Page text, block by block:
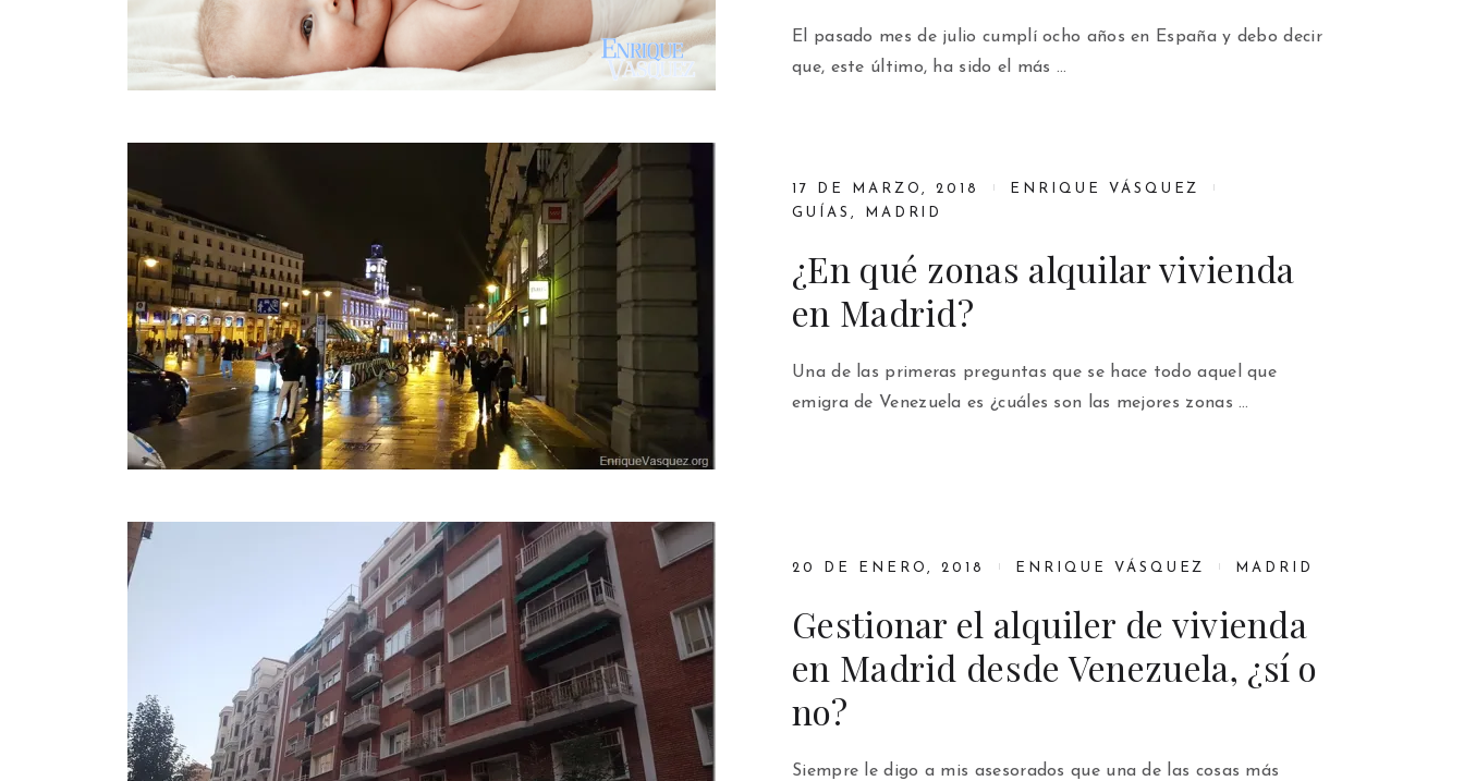
El pasado mes de julio cumplí ocho años en España y debo decir
que, este último, ha sido el más …
17 DE MARZO, 2018
ENRIQUE VÁSQUEZ
GUÍAS , MADRID
¿En qué zonas alquilar vivienda
en Madrid?
Una de las primeras preguntas que se hace todo aquel que
emigra de Venezuela es ¿cuáles son las mejores zonas …
20 DE ENERO, 2018 ENRIQUE VÁSQUEZ MADRID
Gestionar el alquiler de vivienda
en Madrid desde Venezuela, ¿sí o
no?
Siempre le digo a mis asesorados que una de las cosas más